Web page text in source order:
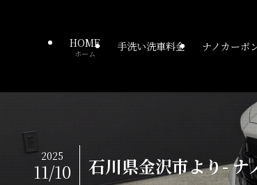
HOME
ホーム
手洗い洗車料金 ナノカーボ
石川県金沢市より-
2025
11/10